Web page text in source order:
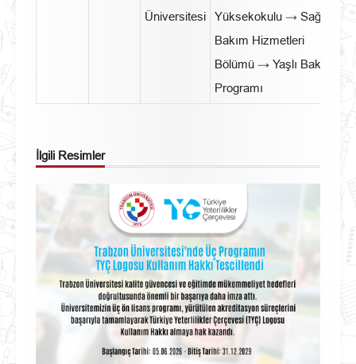
Üniversitesi
Yüksekokulu → Sağlık
Bakım Hizmetleri
Bölümü → Yaşlı Bakımı
Programı
İlgili Resimler